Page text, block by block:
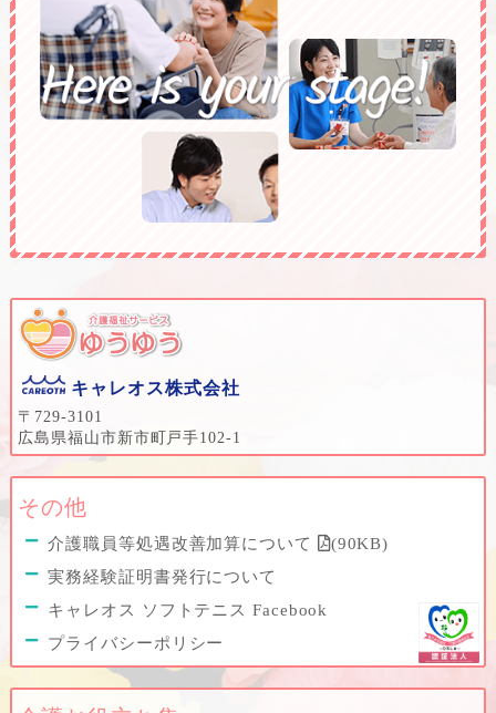
キャレオス株式会社
〒729-3101
広島県福山市新市町戸手102-1
その他
介護職員等処遇改善加算について
(90KB)
実務経験証明書発行について
キャレオス ソフトテニス Facebook
プライバシーポリシー